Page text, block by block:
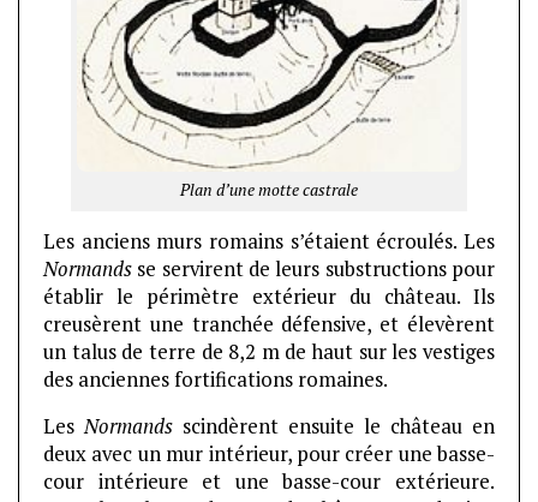
Plan d’une motte castrale
Les anciens murs romains s’étaient écroulés. Les
Normands se servirent de leurs substructions pour
établir le périmètre extérieur du château. Ils
creusèrent une tranchée défensive, et élevèrent
un talus de terre de 8,2 m de haut sur les vestiges
des anciennes fortifications romaines.
LesNormands scindèrent ensuite le château en
deux avec un mur intérieur, pour créer une basse-
cour intérieure et une basse-cour extérieure.